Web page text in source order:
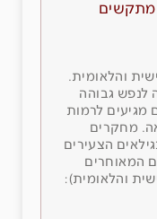
מתקשים
והלאומית.
לנפש גבוהה
מגיעים לרמות
מחקרים
הצעירים
המאוחרים
והלאומית):